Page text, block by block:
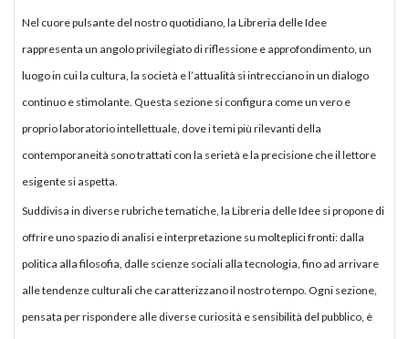
Nel cuore pulsante del nostro quotidiano, la Libreria delle Idee
rappresenta un angolo privilegiato di riflessione e approfondimento, un
luogo in cui la cultura, la società e l’attualità si intrecciano in un dialogo
continuo e stimolante. Questa sezione si configura come un vero e
proprio laboratorio intellettuale, dove i temi più rilevanti della
contemporaneità sono trattati con la serietà e la precisione che il lettore
esigente si aspetta.
Suddivisa in diverse rubriche tematiche, la Libreria delle Idee si propone di
offrire uno spazio di analisi e interpretazione su molteplici fronti: dalla
politica alla filosofia, dalle scienze sociali alla tecnologia, fino ad arrivare
alle tendenze culturali che caratterizzano il nostro tempo. Ogni sezione,
pensata per rispondere alle diverse curiosità e sensibilità del pubblico, è